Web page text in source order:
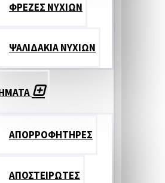
ΦΡΕΖΕΣ ΝΥΧΙΩΝ
ΨΑΛΙΔΑΚΙΑ ΝΥΧΙΩΝ
ΑΠΟΡΡΟΦΗΤΗΡΕΣ
ΑΠΟΣΤΕΙΡΩΤΕΣ